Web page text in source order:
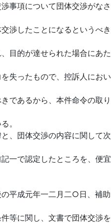
事項について団体交渉がなさ
渉したことになるというべき
目的が達せられた場合にあた
失ったもので、控訴人におい
であるから、本件命令の取り
。
、団体交渉の内容に関して次
一で認定したところを、便宜
平成元年一二月二○日、補助
等に関し、文書で団体交渉を